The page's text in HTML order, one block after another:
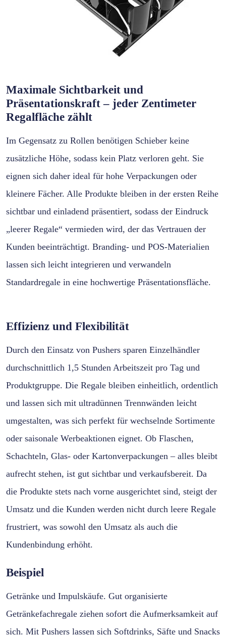
Maximale Sichtbarkeit und
Präsentationskraft – jeder Zentimeter
Regalfläche zählt
Im Gegensatz zu Rollen benötigen Schieber keine
zusätzliche Höhe, sodass kein Platz verloren geht. Sie
eignen sich daher ideal für hohe Verpackungen oder
kleinere Fächer. Alle Produkte bleiben in der ersten Reihe
sichtbar und einladend präsentiert, sodass der Eindruck
„leerer Regale“ vermieden wird, der das Vertrauen der
Kunden beeinträchtigt. Branding- und POS-Materialien
lassen sich leicht integrieren und verwandeln
Standardregale in eine hochwertige Präsentationsfläche.
Effizienz und Flexibilität
Durch den Einsatz von Pushers sparen Einzelhändler
durchschnittlich 1,5 Stunden Arbeitszeit pro Tag und
Produktgruppe. Die Regale bleiben einheitlich, ordentlich
und lassen sich mit ultradünnen Trennwänden leicht
umgestalten, was sich perfekt für wechselnde Sortimente
oder saisonale Werbeaktionen eignet. Ob Flaschen,
Schachteln, Glas- oder Kartonverpackungen – alles bleibt
aufrecht stehen, ist gut sichtbar und verkaufsbereit. Da
die Produkte stets nach vorne ausgerichtet sind, steigt der
Umsatz und die Kunden werden nicht durch leere Regale
frustriert, was sowohl den Umsatz als auch die
Kundenbindung erhöht.
Beispiel
Getränke und Impulskäufe. Gut organisierte
Getränkefachregale ziehen sofort die Aufmerksamkeit auf
sich. Mit Pushers lassen sich Softdrinks, Säfte und Snacks